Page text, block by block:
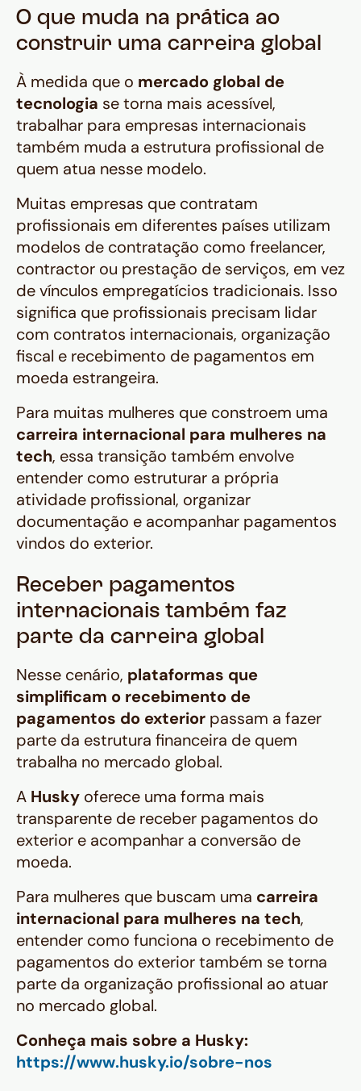
O que muda na prática ao
construir uma carreira global
À medida que o mercado global de
tecnologia se torna mais acessível,
trabalhar para empresas internacionais
também muda a estrutura profissional de
quem atua nesse modelo.
Muitas empresas que contratam
profissionais em diferentes países utilizam
modelos de contratação como freelancer,
contractor ou prestação de serviços, em vez
de vínculos empregatícios tradicionais. Isso
significa que profissionais precisam lidar
com contratos internacionais, organização
fiscal e recebimento de pagamentos em
moeda estrangeira.
Para muitas mulheres que constroem uma
carreira internacional para mulheres na
tech, essa transição também envolve
entender como estruturar a própria
atividade profissional, organizar
documentação e acompanhar pagamentos
vindos do exterior.
Receber pagamentos
internacionais também faz
parte da carreira global
Nesse cenário, plataformas que
simplificam o recebimento de
pagamentos do exterior passam a fazer
parte da estrutura financeira de quem
trabalha no mercado global.
A Husky oferece uma forma mais
transparente de receber pagamentos do
exterior e acompanhar a conversão de
moeda.
Para mulheres que buscam uma carreira
internacional para mulheres na tech,
entender como funciona o recebimento de
pagamentos do exterior também se torna
parte da organização profissional ao atuar
no mercado global.
Conheça mais sobre a Husky:
https://www.husky.io/sobre-nos